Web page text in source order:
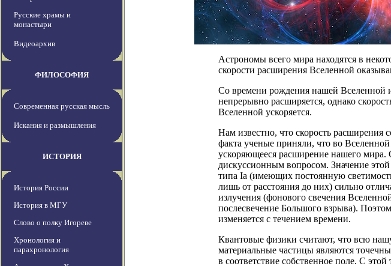
Русские храмы и
монастыри
Видеоархив
ФИЛОСОФИЯ
Современная русская мысль
Искания и размышления
ИСТОРИЯ
История России
История в МГУ
Слово о полку Игореве
Хронология и
парахронология
Астрономы всего мира находятся в
скорости расширения Вселенной
Со времени рождения нашей Вселенной
непрерывно расширяется, однако
Вселенной ускоряется.
Нам известно, что скорость расширения
факта ученые приняли, что во Вселенной
ускоряющееся расширение нашего мира.
дискуссионным вопросом. Значение
типа Ia (имеющих постоянную
лишь от расстояния до них) сильно
излучения (фонового свечения
послесвечение Большого взрыва).
изменяется с течением времени.
Квантовые физики считают, что всю
материальные частицы являются
в соответствие собственное поле. С